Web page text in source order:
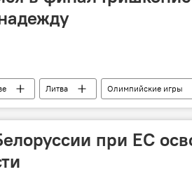
Литва Олимпийские игры
при ЕС